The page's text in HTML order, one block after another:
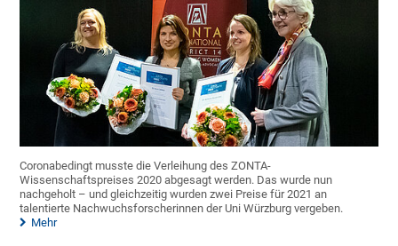
Coronabedingt musste die Verleihung des ZONTA-
Wissenschaftspreises 2020 abgesagt werden. Das wurde nun
nachgeholt – und gleichzeitig wurden zwei Preise für 2021 an
talentierte Nachwuchsforscherinnen der Uni Würzburg vergeben.
Mehr